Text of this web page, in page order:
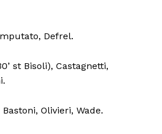
Defrel.
st Bisoli), Castagnetti,
Olivieri, Wade.